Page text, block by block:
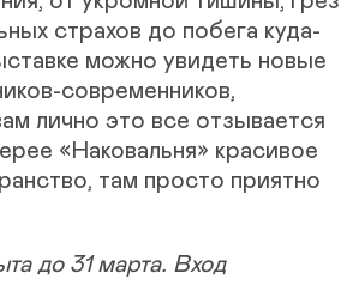
страхов до побега куда-
можно увидеть новые
современников,
лично это все отзывается
«Наковальня» красивое
там просто приятно
до 31 марта. Вход